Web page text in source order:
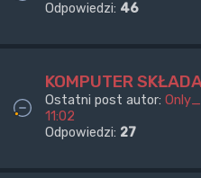
Odpowiedzi: 46
KOMPUTER
Ostatni post autor:
11:02
Odpowiedzi: 27